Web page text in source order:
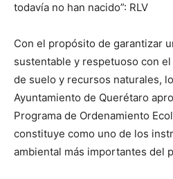
todavía no han nacido”: RLV
Con el propósito de garantizar
sustentable y respetuoso con
de suelo y recursos naturales,
Ayuntamiento de Querétaro
Programa de Ordenamiento
constituye como uno de los
ambiental más importantes del